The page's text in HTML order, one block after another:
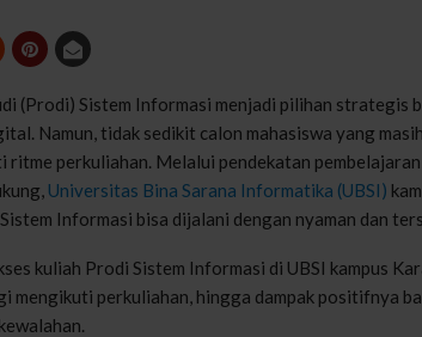
(Prodi) Sistem Informasi menjadi pilihan strategis
Namun, tidak sedikit calon mahasiswa yang
ritme perkuliahan. Melalui pendekatan
Universitas Bina Sarana Informatika (UBSI)
Informasi bisa dijalani dengan nyaman dan
kuliah Prodi Sistem Informasi di UBSI kampus
mengikuti perkuliahan, hingga dampak positifnya